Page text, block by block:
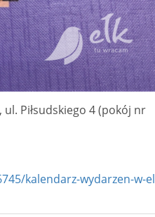
Piłsudskiego 4 (pokój nr
kalendarz-wydarzen-w-el